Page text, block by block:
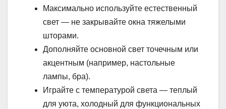
Максимально используйте естественный
свет — не закрывайте окна тяжелыми
шторами.
Дополняйте основной свет точечным или
акцентным (например, настольные
лампы, бра).
Играйте с температурой света — теплый
для уюта, холодный для функциональных